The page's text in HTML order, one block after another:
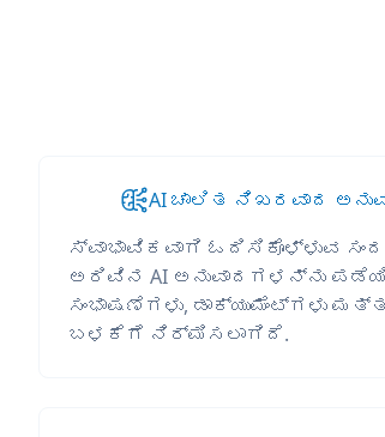
AI ಚಾಲಿತ ನಿಖರವಾದ
ಸ್ವಾಭಾವಿಕವಾಗಿ ಓದಿಸಿಕೊಳ್ಳುವ
ಅರಿವಿನ AI ಅನುವಾದಗಳನ್ನು
ಸಂಭಾಷಣೆಗಳು, ಡಾಕ್ಯುಮೆಂಟ್‌ಗಳು
ಬಳಕೆಗೆ ನಿರ್ಮಿಸಲಾಗಿದೆ.